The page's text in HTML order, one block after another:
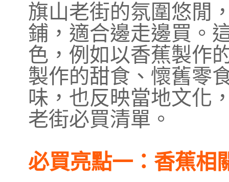
旗山老街的氛圍悠閒
鋪，適合邊走邊買。
色，例如以香蕉製作
製作的甜食、懷舊零
味，也反映當地文化
老街必買清單。
必買亮點一：香蕉相